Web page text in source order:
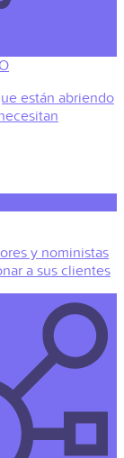
están abriendo
y noministas
a sus clientes